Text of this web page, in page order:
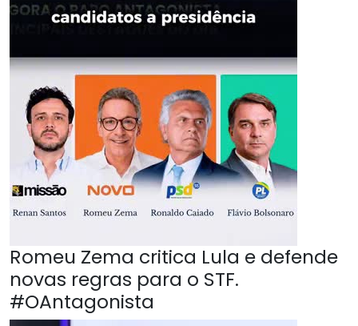
Romeu Zema critica Lula e defende
novas regras para o STF.
#OAntagonista